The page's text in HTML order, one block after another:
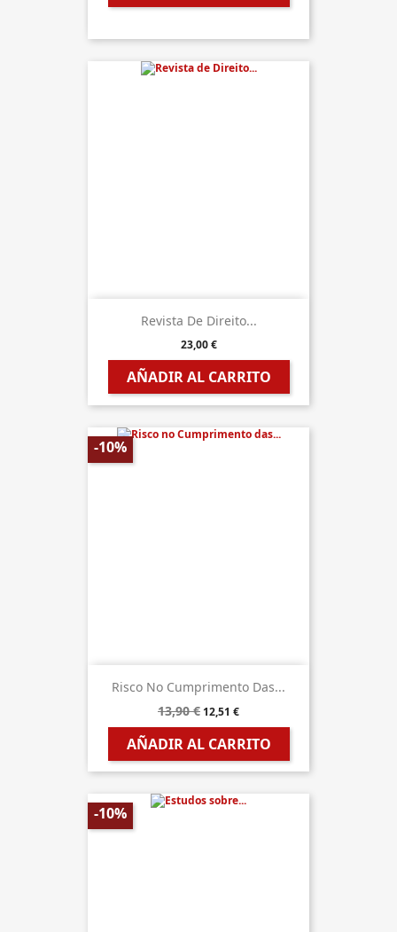
Revista De Direito...
23,00 €
AÑADIR AL CARRITO
Risco No Cumprimento Das...
13,90 € 12,51 €
AÑADIR AL CARRITO
-10%
-10%